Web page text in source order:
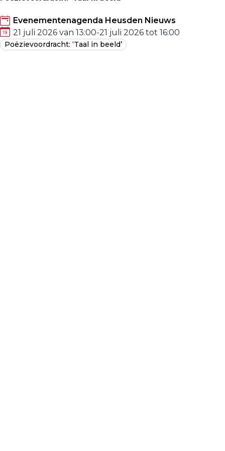
Evenementenagenda Heusden Nieuws
21 juli 2026 van 13:00-21 juli 2026 tot 16:00
Poëzievoordracht: ‘Taal in beeld’